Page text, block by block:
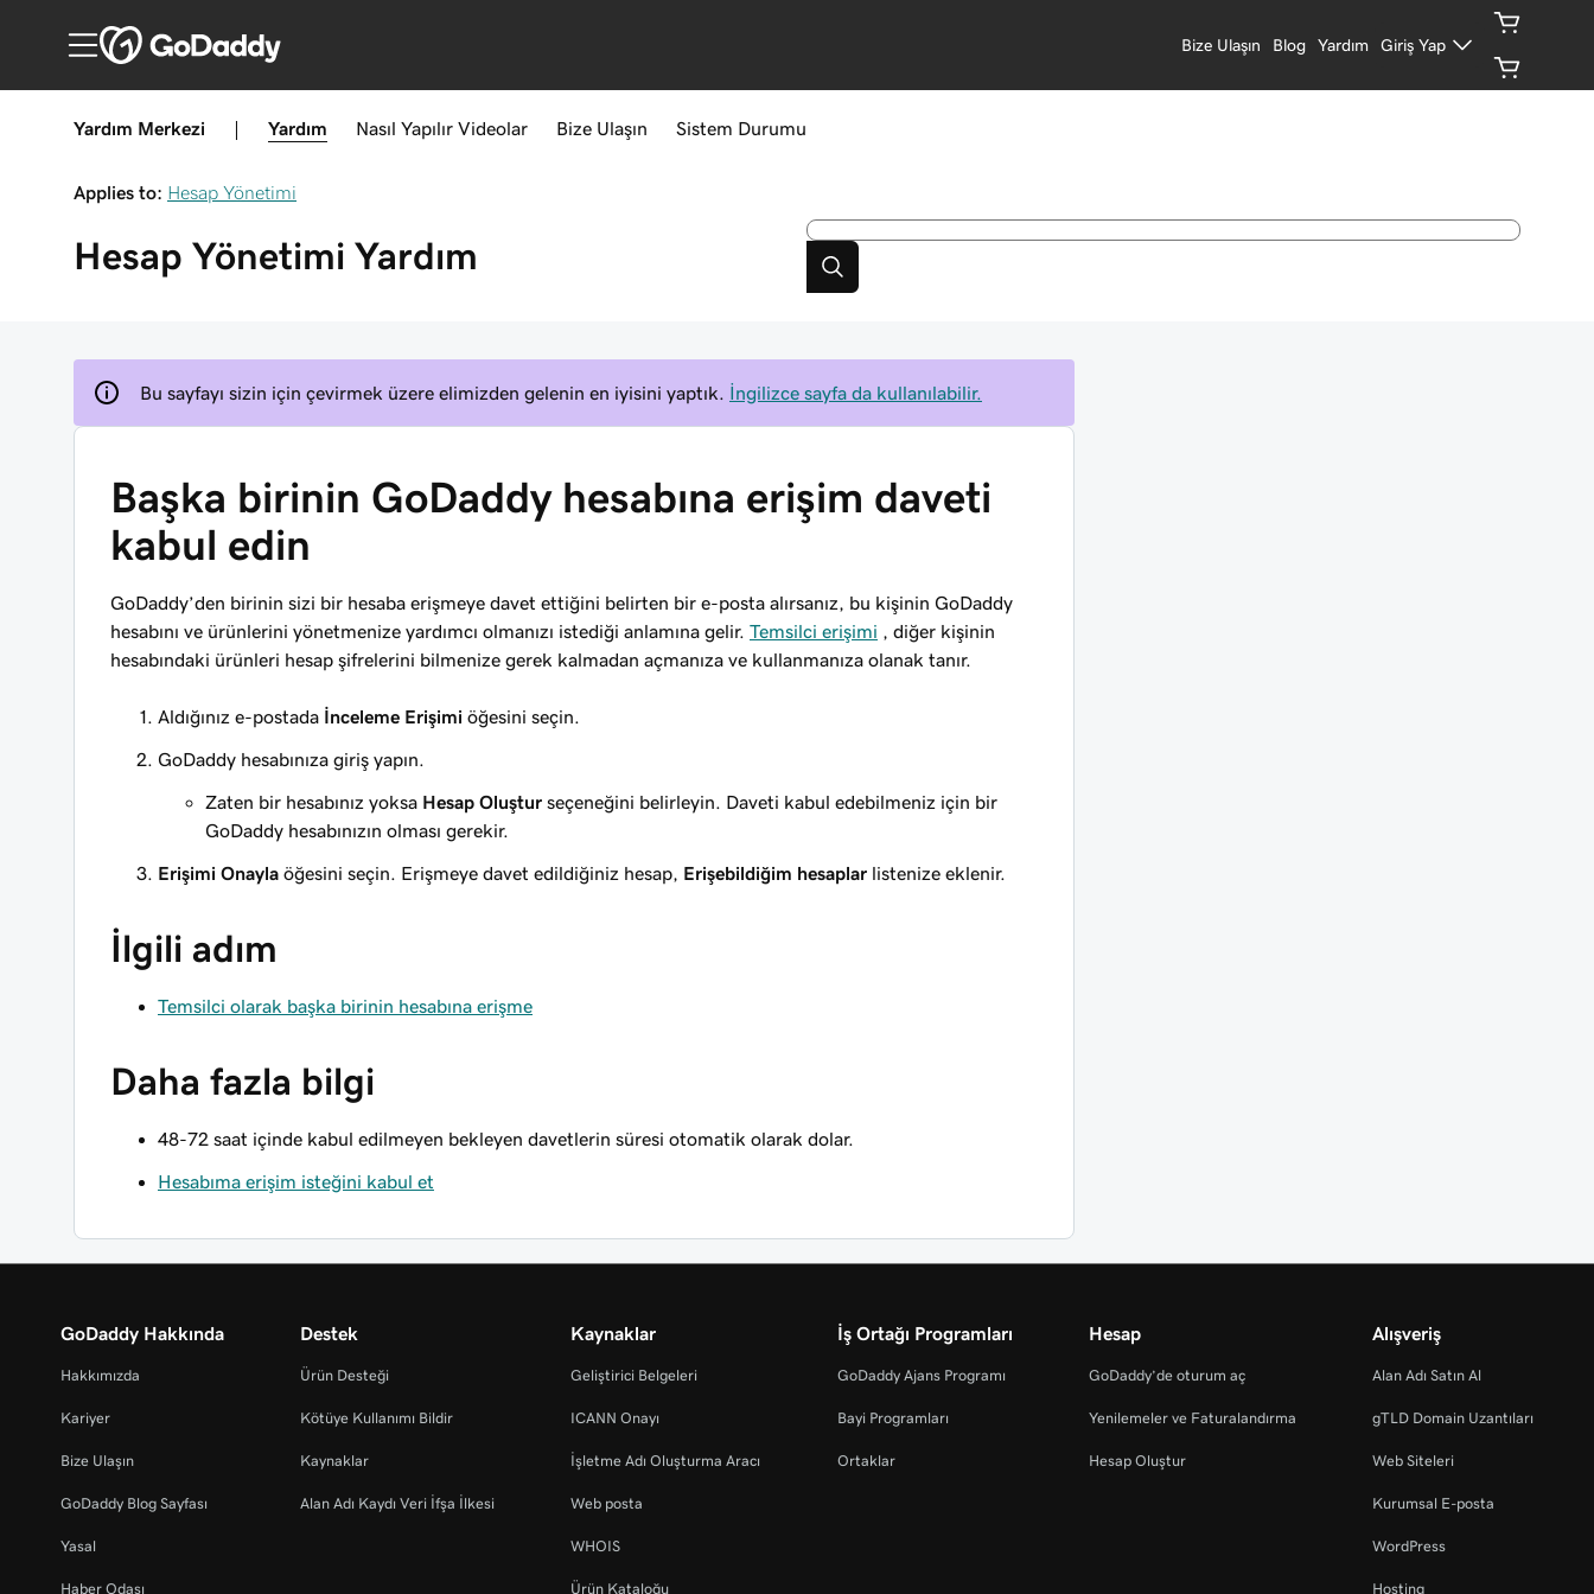
Bize Ulaşın Blog Yardım Giriş Yap
Yardım Merkezi Yardım Nasıl Yapılır Videolar Bize Ulaşın Sistem Durumu
Applies to: Hesap Yönetimi
Hesap Yönetimi Yardım
Bu sayfayı sizin için çevirmek üzere elimizden gelenin en iyisini yaptık. İngilizce sayfa da kullanılabilir.
Başka birinin GoDaddy hesabına erişim daveti
kabul edin
GoDaddy’den birinin sizi bir hesaba erişmeye davet ettiğini belirten bir e-posta alırsanız, bu kişinin GoDaddy
hesabını ve ürünlerini yönetmenize yardımcı olmanızı istediği anlamına gelir. Temsilci erişimi , diğer kişinin
hesabındaki ürünleri hesap şifrelerini bilmenize gerek kalmadan açmanıza ve kullanmanıza olanak tanır.
Aldığınız e-postada İnceleme Erişimi öğesini seçin.
GoDaddy hesabınıza giriş yapın.
Zaten bir hesabınız yoksa Hesap Oluştur seçeneğini belirleyin. Daveti kabul edebilmeniz için bir
GoDaddy hesabınızın olması gerekir.
Erişimi Onayla öğesini seçin. Erişmeye davet edildiğiniz hesap, Erişebildiğim hesaplar listenize eklenir.
İlgili adım
Temsilci olarak başka birinin hesabına erişme
Daha fazla bilgi
48-72 saat içinde kabul edilmeyen bekleyen davetlerin süresi otomatik olarak dolar.
Hesabıma erişim isteğini kabul et
GoDaddy Hakkında
Hakkımızda
Kariyer
Bize Ulaşın
GoDaddy Blog Sayfası
Yasal
Haber Odası
Destek
Ürün Desteği
Kötüye Kullanımı Bildir
Kaynaklar
Alan Adı Kaydı Veri İfşa İlkesi
Kaynaklar
Geliştirici Belgeleri
ICANN Onayı
İşletme Adı Oluşturma Aracı
Web posta
WHOIS
Ürün Kataloğu
İş Ortağı Programları
GoDaddy Ajans Programı
Bayi Programları
Ortaklar
Hesap
GoDaddy’de oturum aç
Yenilemeler ve Faturalandırma
Hesap Oluştur
Alışveriş
Alan Adı Satın Al
gTLD Domain Uzantıları
Web Siteleri
Kurumsal E-posta
WordPress
Hosting